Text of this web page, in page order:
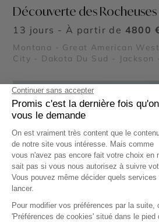
Découverte des
13 jours - À partir de 4800
Montana - Great American
City - Dakota Du Sud - Jackson
- Parc National des Badlands -
Grand Teton - Mont Rushmore